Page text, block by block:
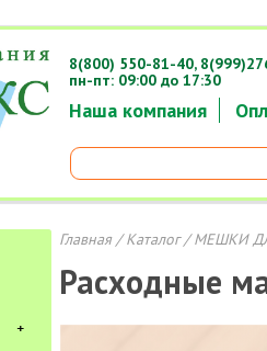
Наша компания
8(800) 550-81-40,
пн-пт: 09:00 до 17:30
Главная/Каталог/МЕШКИ
Расходные